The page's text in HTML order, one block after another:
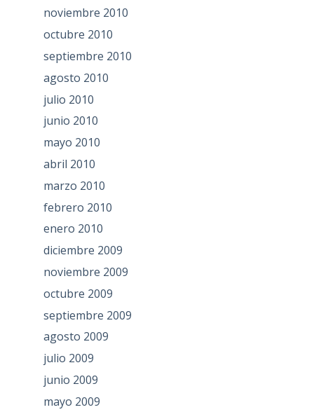
noviembre 2010
octubre 2010
septiembre 2010
agosto 2010
julio 2010
junio 2010
mayo 2010
abril 2010
marzo 2010
febrero 2010
enero 2010
diciembre 2009
noviembre 2009
octubre 2009
septiembre 2009
agosto 2009
julio 2009
junio 2009
mayo 2009